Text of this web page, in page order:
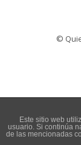
©
Este sitio web
usuario. Si continúa
de las mencionadas